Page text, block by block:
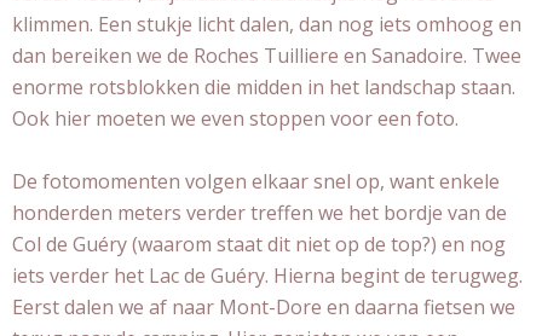
klimmen. Een stukje licht dalen, dan nog iets omhoog en
dan bereiken we de Roches Tuilliere en Sanadoire. Twee
enorme rotsblokken die midden in het landschap staan.
Ook hier moeten we even stoppen voor een foto.
De fotomomenten volgen elkaar snel op, want enkele
honderden meters verder treffen we het bordje van de
Col de Guéry (waarom staat dit niet op de top?) en nog
iets verder het Lac de Guéry. Hierna begint de terugweg.
Eerst dalen we af naar Mont-Dore en daarna fietsen we